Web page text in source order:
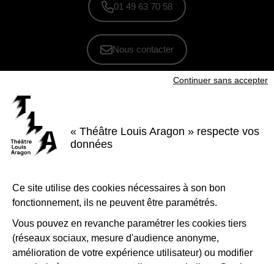
« Théâtre Louis Aragon » respecte vos
données
Ce site utilise des cookies nécessaires à son bon
fonctionnement, ils ne peuvent être paramétrés.
Vous pouvez en revanche paramétrer les cookies tiers
(réseaux sociaux, mesure d'audience anonyme,
amélioration de votre expérience utilisateur) ou modifier
Continuer sans accepter
01 49 63 70 58
Nous contacter
Facebook
Instagram
YoutubeLinkedIn
Le Théâtre Louis Aragon, scène conventionnée d'intérêt national Art et
création - danse, est soutenu par la Ville de Tremblay-en-France, le
Département de la Seine-Saint-Denis, la Région Île-de-France et le
de-France.
1-Logo-Tremblay 2-